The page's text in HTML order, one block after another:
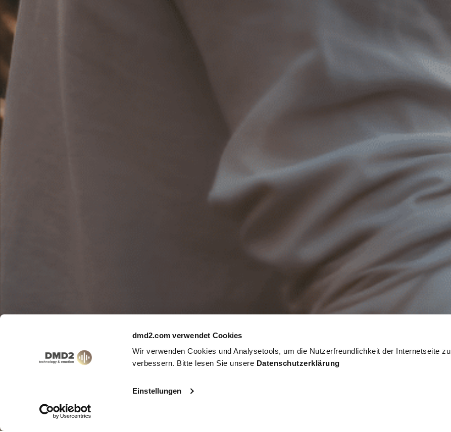
dmd2.com verwendet Cookies
Wir verwenden Cookies und Analysetools, um die Nutzerfreundlichkeit der Internetseite zu
verbessern. Bitte lesen Sie unsere Datenschutzerklärung
Einstellungen